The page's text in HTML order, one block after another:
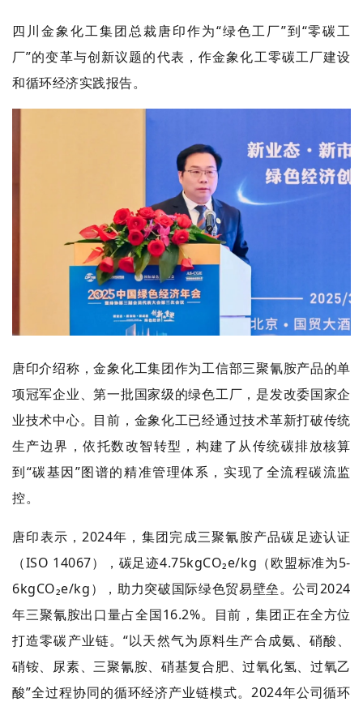
四川金象化工集团总裁唐印作为“绿色工厂”到“零碳工
厂”的变革与创新议题的代表，作金象化工零碳工厂建设
和循环经济实践报告。
唐印介绍称，金象化工集团作为工信部三聚氰胺产品的单
项冠军企业、第一批国家级的绿色工厂，是发改委国家企
业技术中心。目前，金象化工已经通过技术革新打破传统
生产边界，依托数改智转型，构建了从传统碳排放核算
到“碳基因”图谱的精准管理体系，实现了全流程碳流监
控。
唐印表示，2024年，集团完成三聚氰胺产品碳足迹认证
（ISO 14067），碳足迹4.75kgCO₂e/kg（欧盟标准为5-
6kgCO₂e/kg），助力突破国际绿色贸易壁垒。公司2024
年三聚氰胺出口量占全国16.2%。目前，集团正在全方位
打造零碳产业链。“以天然气为原料生产合成氨、硝酸、
硝铵、尿素、三聚氰胺、硝基复合肥、过氧化氢、过氧乙
酸”全过程协同的循环经济产业链模式。2024年公司循环